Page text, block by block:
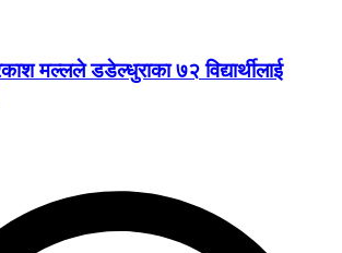
मल्लले डडेल्धुराका ७२ विद्यार्थीलाई